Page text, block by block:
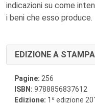
indicazioni su come
i beni che esso produce.
EDIZIONE A STAMPA
Pagine: 256
ISBN: 9788856837612
Edizione: 1 a edizione